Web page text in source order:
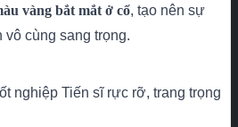
vàng bắt mắt ở cổ, tạo nên sự
cùng sang trọng.